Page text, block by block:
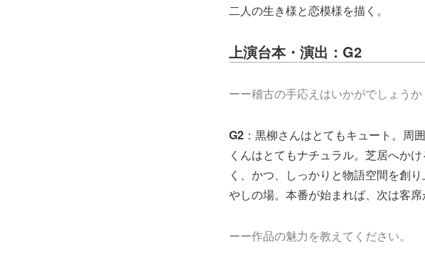
二人の生き様と恋模様を描く。
上演台本・演出：G2
ーー稽古の手応えはいかがでしょうか
G2 ：黒柳さんはとてもキュート。周
くんはとてもナチュラル。芝居へか
く、かつ、しっかりと物語空間を創
やしの場。本番が始まれば、次は客
ーー作品の魅力を教えてください。